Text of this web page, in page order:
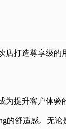
打造尊享级的
提升客户体验
的舒适感。无